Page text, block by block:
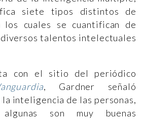
siete tipos distintos de
los cuales se cuantifican de
diversos talentos intelectuales
con el sitio del periódico
, Gardner señaló
la inteligencia de las personas,
son muy buenas